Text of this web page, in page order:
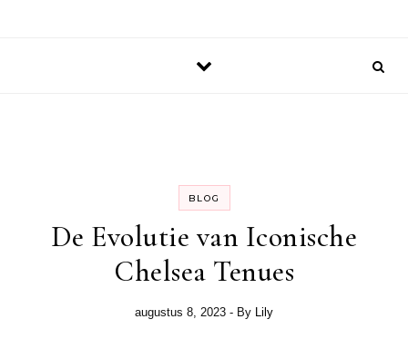
BLOG
De Evolutie van Iconische
Chelsea Tenues
augustus 8, 2023 - By Lily